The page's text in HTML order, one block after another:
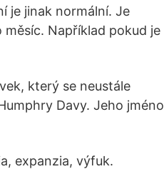
je jinak normální. Je
Například pokud je
který se neustále
Davy. Jeho jméno
expanzia, výfuk.